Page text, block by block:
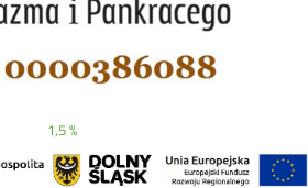
1,5 %